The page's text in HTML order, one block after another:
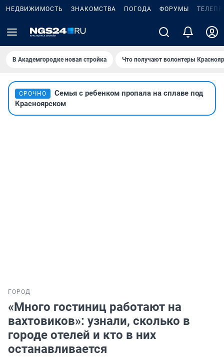
НЕДВИЖИМОСТЬ ЗНАКОМСТВА ПОГОДА ФОРУМЫ
В Академгородке новая стройка Что получают волонтеры
СРОЧНО
Семья с ребенком пропала на сплаве под
Красноярском
ГОРОД
«Много гостиниц работают на
вахтовиков»: узнали, сколько в
городе отелей и кто в них
останавливается